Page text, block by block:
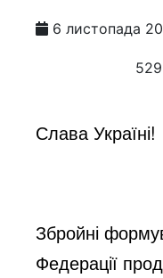
6 листопада
Слава Україні!
Збройні
Федерації